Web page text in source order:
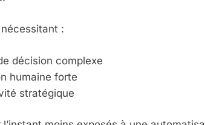
:
décision complexe
humaine forte
stratégique